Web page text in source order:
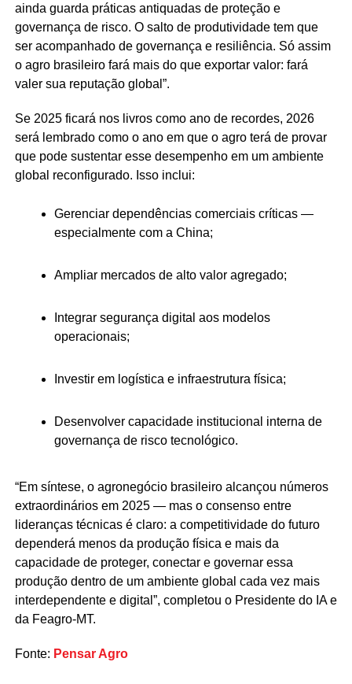
ainda guarda práticas antiquadas de proteção e
governança de risco. O salto de produtividade tem que
ser acompanhado de governança e resiliência. Só assim
o agro brasileiro fará mais do que exportar valor: fará
valer sua reputação global”.
Se 2025 ficará nos livros como ano de recordes, 2026
será lembrado como o ano em que o agro terá de provar
que pode sustentar esse desempenho em um ambiente
global reconfigurado. Isso inclui:
Gerenciar dependências comerciais críticas —
especialmente com a China;
Ampliar mercados de alto valor agregado;
Integrar segurança digital aos modelos
operacionais;
Investir em logística e infraestrutura física;
Desenvolver capacidade institucional interna de
governança de risco tecnológico.
“Em síntese, o agronegócio brasileiro alcançou números
extraordinários em 2025 — mas o consenso entre
lideranças técnicas é claro: a competitividade do futuro
dependerá menos da produção física e mais da
capacidade de proteger, conectar e governar essa
produção dentro de um ambiente global cada vez mais
interdependente e digital”, completou o Presidente do IA e
da Feagro-MT.
Fonte: Pensar Agro